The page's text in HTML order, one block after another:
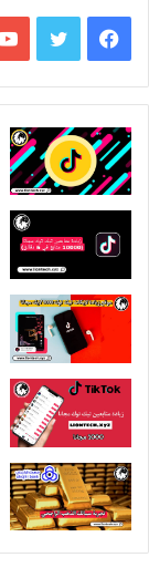
فيسبوك تويتر